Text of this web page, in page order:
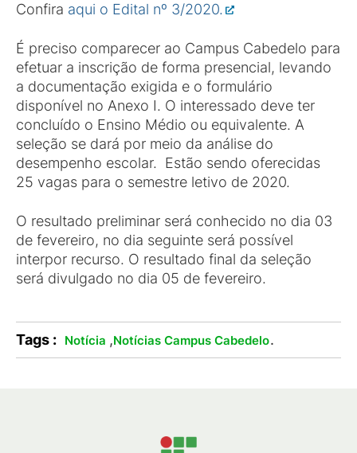
Confira aqui o Edital nº 3/2020.
É preciso comparecer ao Campus Cabedelo para
efetuar a inscrição de forma presencial, levando
a documentação exigida e o formulário
disponível no Anexo I. O interessado deve ter
concluído o Ensino Médio ou equivalente. A
seleção se dará por meio da análise do
desempenho escolar. Estão sendo oferecidas
25 vagas para o semestre letivo de 2020.
O resultado preliminar será conhecido no dia 03
de fevereiro, no dia seguinte será possível
interpor recurso. O resultado final da seleção
será divulgado no dia 05 de fevereiro.
Tags : Notícia ,Notícias Campus Cabedelo.